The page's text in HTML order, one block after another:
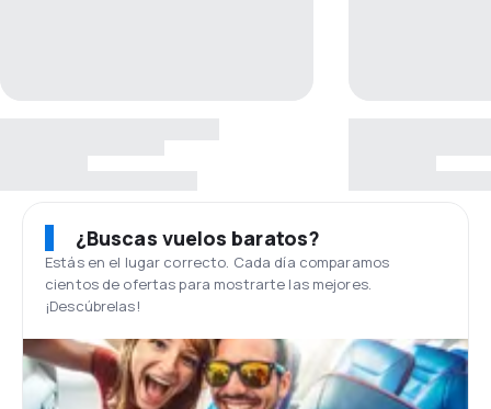
¿Buscas vuelos baratos?
Estás en el lugar correcto. Cada día comparamos
cientos de ofertas para mostrarte las mejores.
¡Descúbrelas!